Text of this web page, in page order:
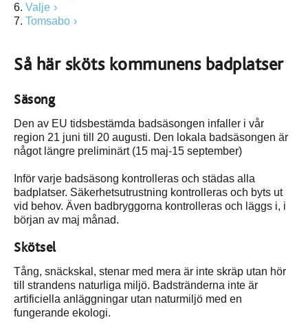
6. Valje
7. Tomsabo
Så här sköts kommunens badplatser
Säsong
Den av EU tidsbestämda badsäsongen infaller i vår
region 21 juni till 20 augusti. Den lokala badsäsongen är
något längre preliminärt (15 maj-15 september)
Inför varje badsäsong kontrolleras och städas alla
badplatser. Säkerhetsutrustning kontrolleras och byts ut
vid behov. Även badbryggorna kontrolleras och läggs i, i
början av maj månad.
Skötsel
Tång, snäckskal, stenar med mera är inte skräp utan hör
till strandens naturliga miljö. Badstränderna inte är
artificiella anläggningar utan naturmiljö med en
fungerande ekologi.